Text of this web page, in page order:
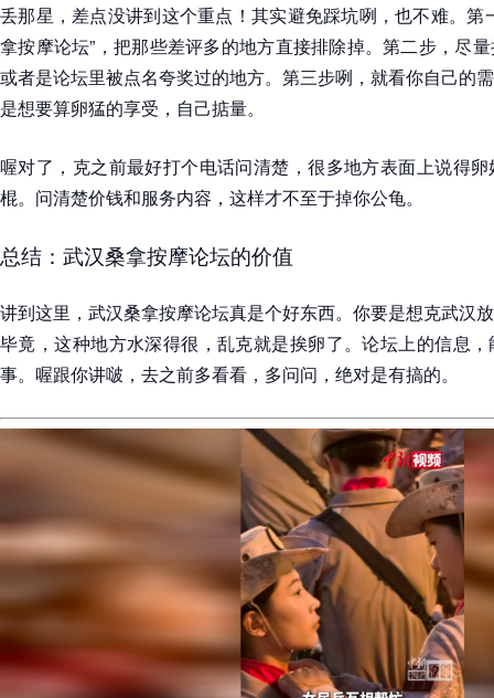
丢那星，差点没讲到这个重点！其实避免踩坑咧，也不难。第
拿按摩论坛”，把那些差评多的地方直接排除掉。第二步，尽
或者是论坛里被点名夸奖过的地方。第三步咧，就看你自己的
是想要算卵猛的享受，自己掂量。
喔对了，克之前最好打个电话问清楚，很多地方表面上说得
棍。问清楚价钱和服务内容，这样才不至于掉你公龟。
总结：武汉桑拿按摩论坛的价值
讲到这里，武汉桑拿按摩论坛真是个好东西。你要是想克武汉
毕竟，这种地方水深得很，乱克就是挨卵了。论坛上的信息
事。喔跟你讲啵，去之前多看看，多问问，绝对是有搞的。